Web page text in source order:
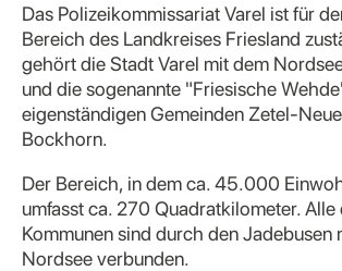
Das Polizeikommissariat Varel ist für
Bereich des Landkreises Friesland
gehört die Stadt Varel mit dem
und die sogenannte "Friesische
eigenständigen Gemeinden Zetel-
Bockhorn.
Der Bereich, in dem ca. 45.000
umfasst ca. 270 Quadratkilometer. Alle
Kommunen sind durch den Jadebusen
Nordsee verbunden.